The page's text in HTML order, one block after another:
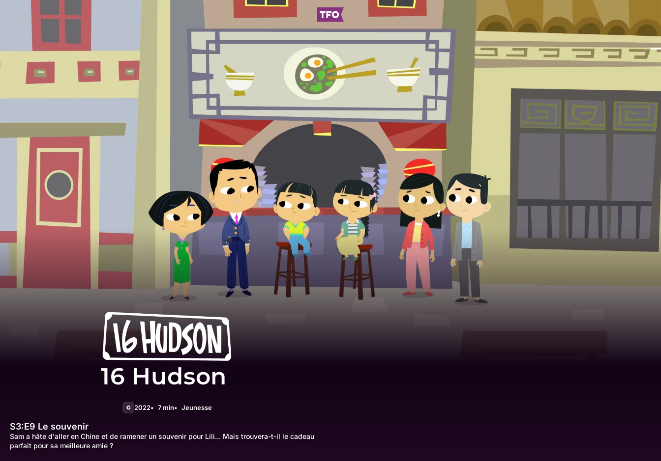
16 Hudson
G 2022 7 min Jeunesse
S3:E9 Le souvenir
Sam a hâte d'aller en Chine et de ramener un souvenir pour Lili... Mais trouvera-t-il le cadeau
parfait pour sa meilleure amie ?